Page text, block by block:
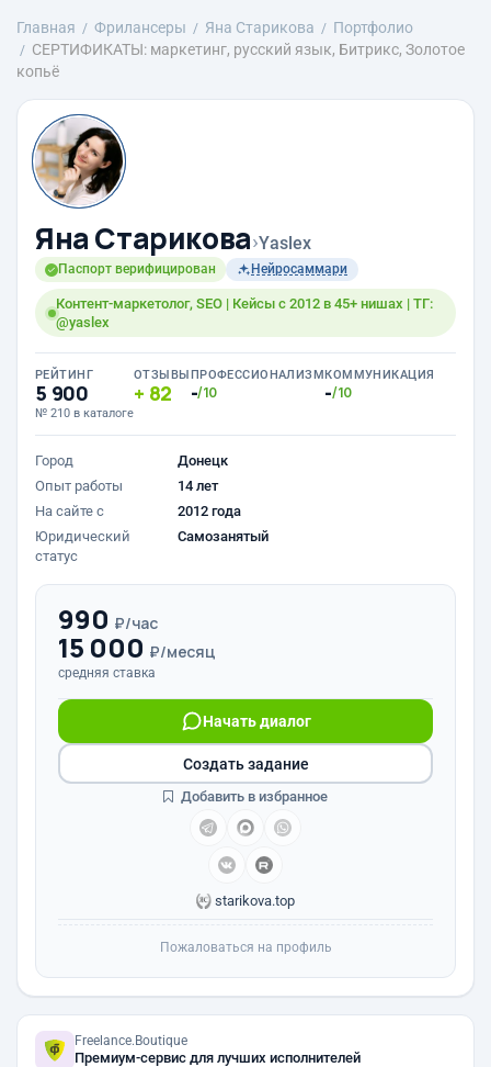
Главная Фрилансеры Яна Старикова
Портфолио
СЕРТИФИКАТЫ: маркетинг, русский язык, Битрикс, Золотое
копьё
Яна Старикова›Yaslex
Паспорт верифицирован Нейросаммари
Контент-маркетолог, SEO | Кейсы с 2012 в 45+ нишах | ТГ:
@yaslex
РЕЙТИНГ
5 900
№ 210 в каталоге
ОТЗЫВЫ
82
ПРОФЕССИОНАЛИЗМ
-/10
КОММУНИКАЦИЯ
-/10
Город
Донецк
Опыт работы
14 лет
На сайте с
2012 года
Юридический
статус
Самозанятый
990 ₽/час
15 000 ₽/месяц
средняя ставка
Начать диалог
starikova.top
Создать задание
Добавить в избранное
Пожаловаться на профиль
Freelance.Boutique
Премиум-сервис для лучших исполнителей